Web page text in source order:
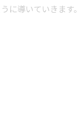
に導いていきます。